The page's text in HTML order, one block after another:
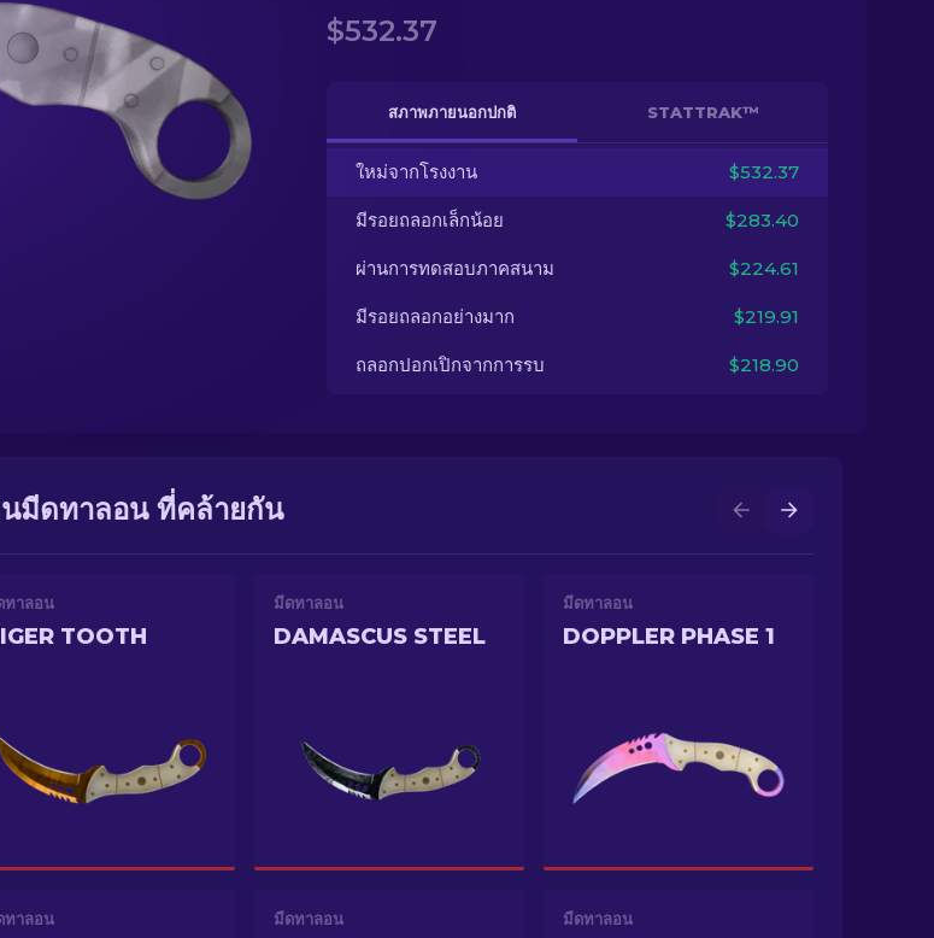
$532.37
สภาพภายนอกปกติ STATTRAK™
ใหม่จากโรงงาน $532.37
มีรอยถลอกเล็กน้อย $283.40
ผ่านการทดสอบภาคสนาม $224.61
มีรอยถลอกอย่างมาก $219.91
ถลอกปอกเปิกจากการรบ $218.90
มีดทาลอน ที่คล้ายกัน
ทาลอน
TOOTH
มีดทาลอน
DAMASCUS STEEL
มีดทาลอน
DOPPLER PHASE 1
ทาลอน มีดทาลอน มีดทาลอน